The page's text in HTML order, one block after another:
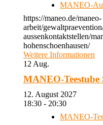
MANEO-
https://maneo.de/maneo-
arbeit/
aussenkontaktstellen/
hohenschoenhausen/
Weitere Informationen
12 Aug.
MANEO-Teestube
12. August 2027
18:30 - 20:30
MANEO-